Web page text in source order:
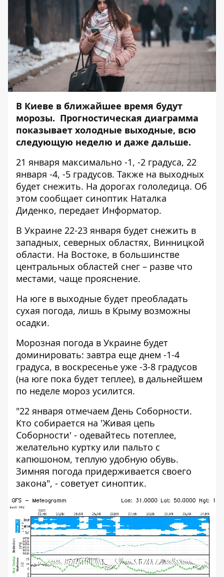
В Киеве в ближайшее время будут
морозы. Прогностическая диаграмма
показывает холодные выходные, всю
следующую неделю и даже дальше.
21 января максимально -1, -2 градуса, 22
января -4, -5 градусов. Также на выходных
будет снежить. На дорогах гололедица. Об
этом сообщает синоптик Наталка
Диденко, передает Информатор.
В Украине 22-23 января будет снежить в
западных, северных областях, Винницкой
области. На Востоке, в большинстве
центральных областей снег – разве что
местами, чаще прояснение.
На юге в выходные будет преобладать
сухая погода, лишь в Крыму возможны
осадки.
Морозная погода в Украине будет
доминировать: завтра еще днем ​​-1-4
градуса, в воскресенье уже -3-8 градусов
(на юге пока будет теплее), в дальнейшем
по неделе мороз усилится.
"22 января отмечаем День Соборности.
Кто собирается на 'Живая цепь
Соборности' - одевайтесь потеплее,
желательно куртку или пальто с
капюшоном, теплую удобную обувь.
Зимняя погода придерживается своего
закона", - советует синоптик.